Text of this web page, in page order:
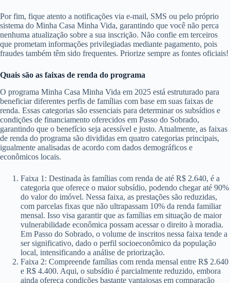
Por fim, fique atento a notificações via e-mail, SMS ou pelo próprio
sistema do Minha Casa Minha Vida, garantindo que você não perca
nenhuma atualização sobre a sua inscrição. Não confie em terceiros
que prometam informações privilegiadas mediante pagamento, pois
fraudes também têm sido frequentes. Priorize sempre as fontes oficiais!
Quais são as faixas de renda do programa
O programa Minha Casa Minha Vida em 2025 está estruturado para
beneficiar diferentes perfis de famílias com base em suas faixas de
renda. Essas categorias são essenciais para determinar os subsídios e
condições de financiamento oferecidos em Passo do Sobrado,
garantindo que o benefício seja acessível e justo. Atualmente, as faixas
de renda do programa são divididas em quatro categorias principais,
igualmente analisadas de acordo com dados demográficos e
econômicos locais.
Faixa 1: Destinada às famílias com renda de até R$ 2.640, é a
categoria que oferece o maior subsídio, podendo chegar até 90%
do valor do imóvel. Nessa faixa, as prestações são reduzidas,
com parcelas fixas que não ultrapassam 10% da renda familiar
mensal. Isso visa garantir que as famílias em situação de maior
vulnerabilidade econômica possam acessar o direito à moradia.
Em Passo do Sobrado, o volume de inscritos nessa faixa tende a
ser significativo, dado o perfil socioeconômico da população
local, intensificando a análise de priorização.
Faixa 2: Compreende famílias com renda mensal entre R$ 2.640
e R$ 4.400. Aqui, o subsídio é parcialmente reduzido, embora
ainda ofereça condições bastante vantajosas em comparação